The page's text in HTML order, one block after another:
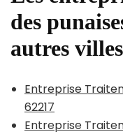
des
autres
Entreprise
62217
Entreprise